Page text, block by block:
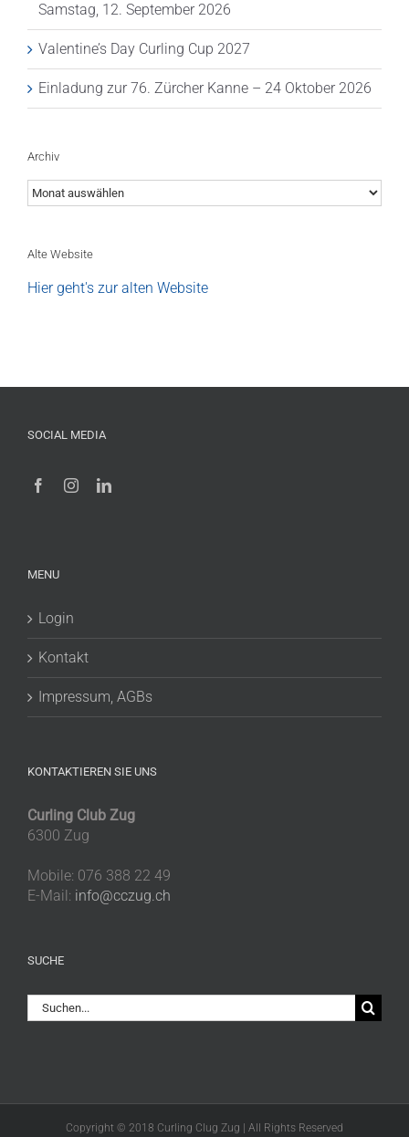
Samstag, 12. September 2026
Valentine’s Day Curling Cup 2027
Einladung zur 76. Zürcher Kanne – 24 Oktober 2026
Archiv
Archiv
Alte Website
Hier geht's zur alten Website
SOCIAL MEDIA
MENU
Login
Kontakt
Impressum, AGBs
KONTAKTIEREN SIE UNS
Curling Club Zug
6300 Zug
Mobile: 076 388 22 49
E-Mail: info@cczug.ch
SUCHE
Suche
nach:
Copyright © 2018 Curling Clug Zug | All Rights Reserved